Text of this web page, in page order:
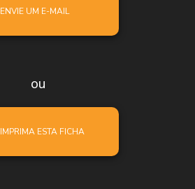
ENVIE UM E-MAIL
ou
IMPRIMA ESTA FICHA